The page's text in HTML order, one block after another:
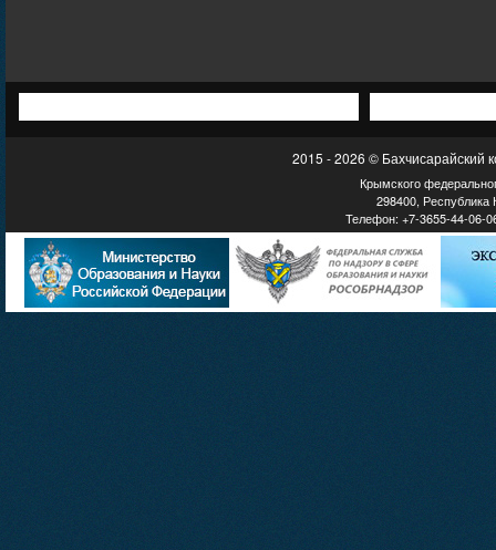
2015 - 2026 © Бахчисарайский
Крымского
298400, Республика
Телефон: +7-3655-44-06-